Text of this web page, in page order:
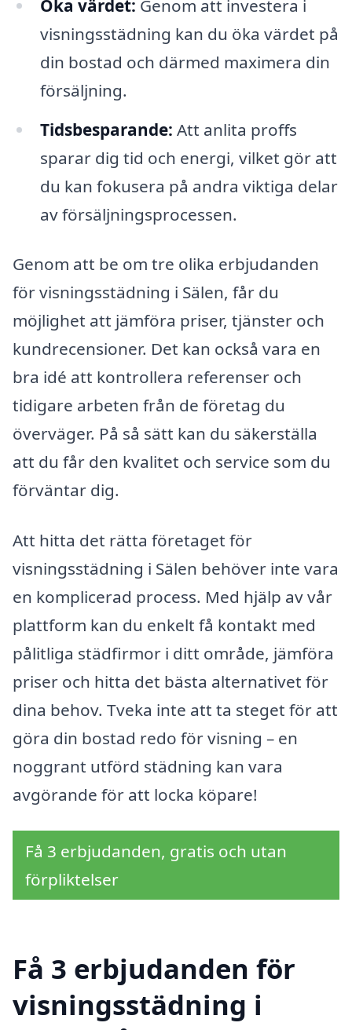
Öka värdet: Genom att investera i
visningsstädning kan du öka värdet på
din bostad och därmed maximera din
försäljning.
Tidsbesparande: Att anlita proffs
sparar dig tid och energi, vilket gör att
du kan fokusera på andra viktiga delar
av försäljningsprocessen.
Genom att be om tre olika erbjudanden
för visningsstädning i Sälen, får du
möjlighet att jämföra priser, tjänster och
kundrecensioner. Det kan också vara en
bra idé att kontrollera referenser och
tidigare arbeten från de företag du
överväger. På så sätt kan du säkerställa
att du får den kvalitet och service som du
förväntar dig.
Att hitta det rätta företaget för
visningsstädning i Sälen behöver inte vara
en komplicerad process. Med hjälp av vår
plattform kan du enkelt få kontakt med
pålitliga städfirmor i ditt område, jämföra
priser och hitta det bästa alternativet för
dina behov. Tveka inte att ta steget för att
göra din bostad redo för visning – en
noggrant utförd städning kan vara
avgörande för att locka köpare!
Få 3 erbjudanden, gratis och utan
förpliktelser
Få 3 erbjudanden för
visningsstädning i